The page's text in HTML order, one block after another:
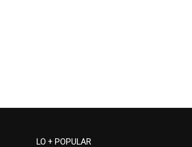
LO + POPULAR